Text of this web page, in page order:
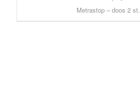
Metrastop – doos 2 st.